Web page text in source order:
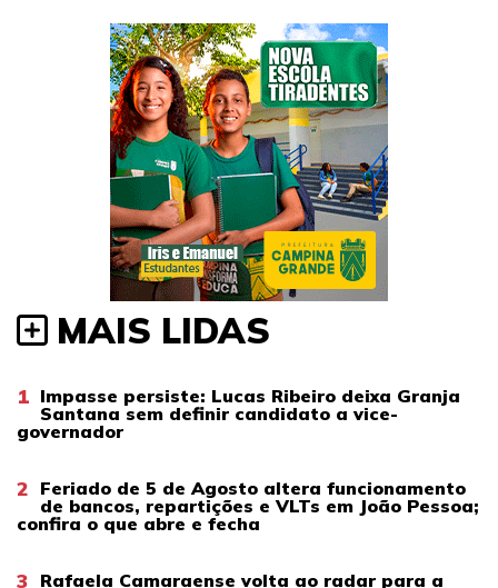
MAIS LIDAS
1 Impasse persiste: Lucas Ribeiro deixa Granja
Santana sem definir candidato a vice-
governador
2 Feriado de 5 de Agosto altera funcionamento
de bancos, repartições e VLTs em João Pessoa;
confira o que abre e fecha
3 Rafaela Camaraense volta ao radar para a